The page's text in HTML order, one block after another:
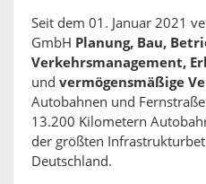
Seit dem 01. Januar 2021
GmbH Planung, Bau,
Verkehrsmanagement,
und vermögensmäßige
Autobahnen und
13.200 Kilometern
der größten
Deutschland.